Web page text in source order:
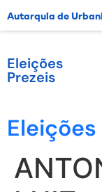
Autarquia de
Eleições
Prezeis